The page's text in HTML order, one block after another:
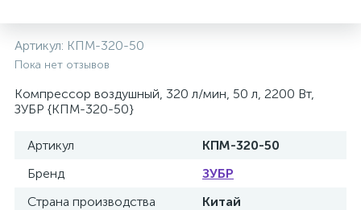
Артикул: КПМ-320-50
Пока нет отзывов
Компрессор воздушный, 320 л/мин, 50 л, 2200 Вт,
ЗУБР {КПМ-320-50}
Артикул
КПМ-320-50
Бренд
ЗУБР
Страна производства
Китай